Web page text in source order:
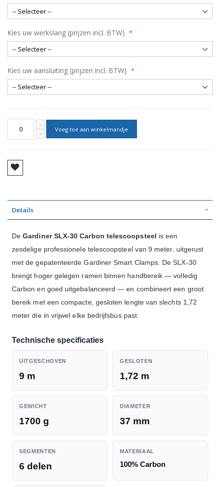
Kies uw werkslang (prijzen incl. BTW)
Kies uw aansluiting (prijzen incl. BTW)
Voeg toe aan winkelmandje
Details
DeGardiner SLX-30 Carbon telescoopsteel is een
zesdelige professionele telescoopsteel van 9 meter, uitgerust
met de gepatenteerde Gardiner Smart Clamps. De SLX-30
brengt hoger gelegen ramen binnen handbereik — volledig
Carbon en goed uitgebalanceerd — en combineert een groot
bereik met een compacte, gesloten lengte van slechts 1,72
meter die in vrijwel elke bedrijfsbus past.
Technische specificaties
UITGESCHOVEN
9 m
GESLOTEN
1,72 m
GEWICHT
1700 g
DIAMETER
37 mm
SEGMENTEN
6 delen
MATERIAAL
100% Carbon